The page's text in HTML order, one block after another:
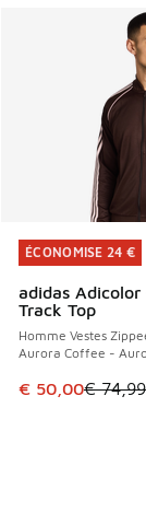
ÉCONOMISE 24 €
adidas Adicolor
Track Top
Homme Vestes
Aurora Coffee -
Cet article est
€ 50,00€ 74,99
ÉCONOMISE 24 €